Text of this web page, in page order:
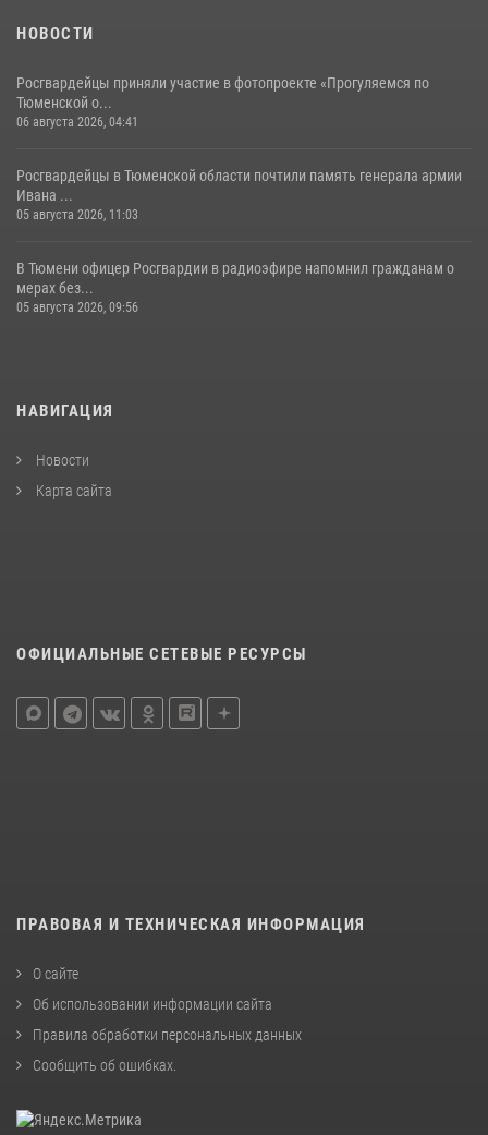
НОВОСТИ
Росгвардейцы приняли участие в фотопроекте «Прогуляемся по
Тюменской о...
06 августа 2026, 04:41
Росгвардейцы в Тюменской области почтили память генерала армии
Ивана ...
05 августа 2026, 11:03
В Тюмени офицер Росгвардии в радиоэфире напомнил гражданам о
мерах без...
05 августа 2026, 09:56
НАВИГАЦИЯ
Новости
Карта сайта
ОФИЦИАЛЬНЫЕ СЕТЕВЫЕ РЕСУРСЫ
ПРАВОВАЯ И ТЕХНИЧЕСКАЯ ИНФОРМАЦИЯ
О сайте
Об использовании информации сайта
Правила обработки персональных данных
Сообщить об ошибках.